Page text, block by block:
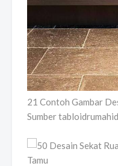
21 Contoh Gambar
Sumber